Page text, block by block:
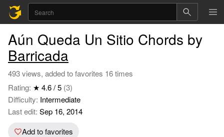
Aún Queda Un Sitio Chords by
Barricada
493 views, added to favorites 16 times
Rating: ★ 4.6 / 5 (3)
Difficulty: Intermediate
Last edit: Sep 16, 2014
Add to favorites